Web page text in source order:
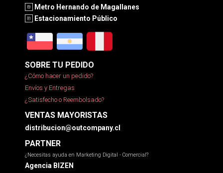
Metro Hernando de Magallanes
Estacionamiento Público
SOBRE TU PEDIDO
¿Cómo hacer un pedido?
Envíos y Entregas
¿Satisfecho o Reembolsado?
VENTAS MAYORISTAS
distribucion@outcompany.cl
PARTNER
¿Necesitas ayuda en Marketing Digital - Comercial?
Agencia BIZEN